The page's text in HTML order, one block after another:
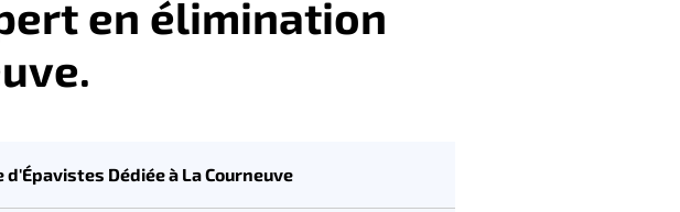
en élimination
d'Épavistes Dédiée à La Courneuve